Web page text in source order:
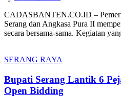
CADASBANTEN.CO.ID –
Serang dan Angkasa Pura II
secara bersama-sama. Kegiatan
SERANG RAYA
Bupati Serang Lantik 6
Open Bidding